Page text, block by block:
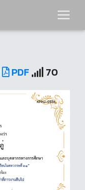
PDF 70